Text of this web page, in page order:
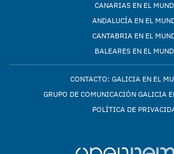
CANARIAS EN EL
ANDALUCÍA EN EL
CANTABRIA EN EL
BALEARES EN EL
CONTACTO: GALICIA EN EL
GRUPO DE COMUNICACIÓN GALICIA
POLÍTICA DE